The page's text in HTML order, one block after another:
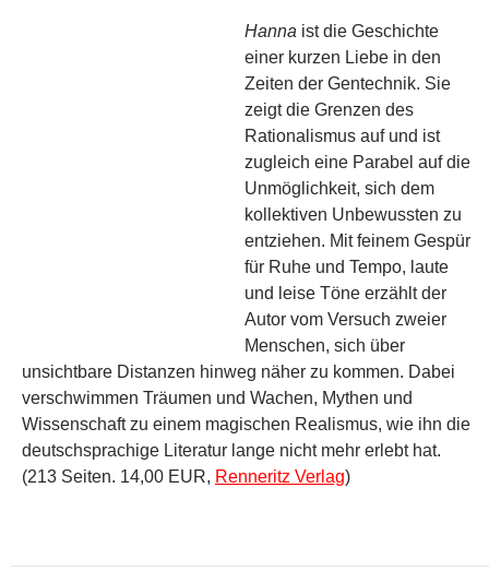
Hanna ist die Geschichte
einer kurzen Liebe in den
Zeiten der Gentechnik. Sie
zeigt die Grenzen des
Rationalismus auf und ist
zugleich eine Parabel auf die
Unmöglichkeit, sich dem
kollektiven Unbewussten zu
entziehen. Mit feinem Gespür
für Ruhe und Tempo, laute
und leise Töne erzählt der
Autor vom Versuch zweier
Menschen, sich über
unsichtbare Distanzen hinweg näher zu kommen. Dabei
verschwimmen Träumen und Wachen, Mythen und
Wissenschaft zu einem magischen Realismus, wie ihn die
deutschsprachige Literatur lange nicht mehr erlebt hat.
(213 Seiten. 14,00 EUR, Renneritz Verlag)